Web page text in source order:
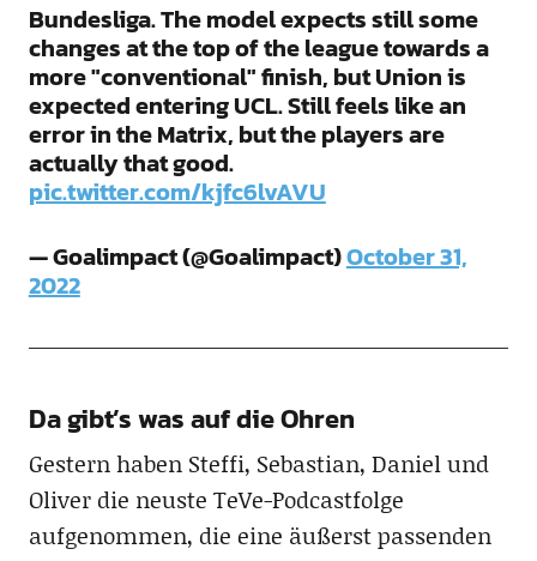
Bundesliga. The model expects still some
changes at the top of the league towards a
more "conventional" finish, but Union is
expected entering UCL. Still feels like an
error in the Matrix, but the players are
actually that good.
pic.twitter.com/kjfc6lvAVU
— Goalimpact (@Goalimpact)October 31,
2022
Da gibt’s was auf die Ohren
Gestern haben Steffi, Sebastian, Daniel und
Oliver die neuste TeVe-Podcastfolge
aufgenommen, die eine äußerst passenden